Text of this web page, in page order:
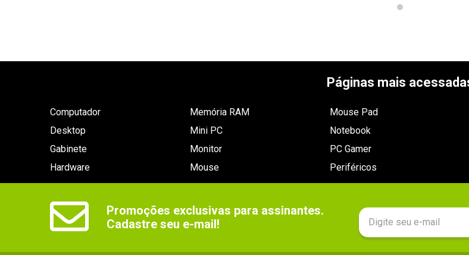
Páginas mais
Computador
Desktop
Gabinete
Hardware
Memória RAM
Mini PC
Monitor
Mouse
Mouse Pad
Notebook
PC Gamer
Periféricos
Promoções exclusivas para assinantes.
Cadastre seu e-mail!